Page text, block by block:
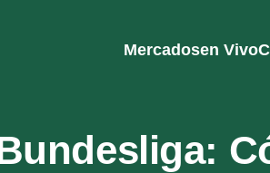
Mercadosen Vivo